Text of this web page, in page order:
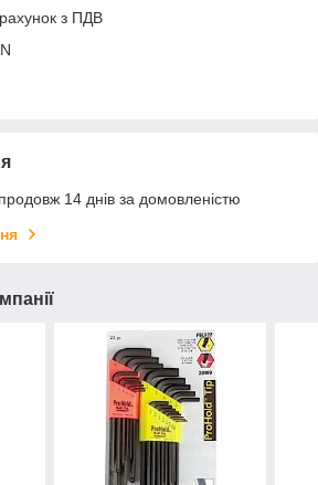
з ПДВ
14 днів за домовленістю